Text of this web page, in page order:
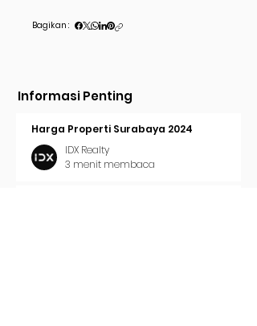
Bagikan :
Informasi Penting
Harga Properti Surabaya 2024
IDX Realty
3 menit membaca